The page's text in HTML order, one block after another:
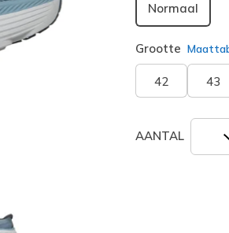
Normaal
Grootte
42 43
AANTAL